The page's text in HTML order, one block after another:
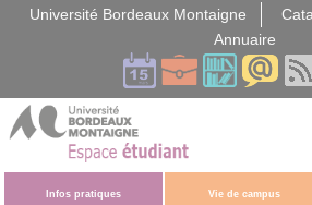
Université Bordeaux Montaigne
Annuaire
Infos pratiques Vie de campus
Gestion des cookies